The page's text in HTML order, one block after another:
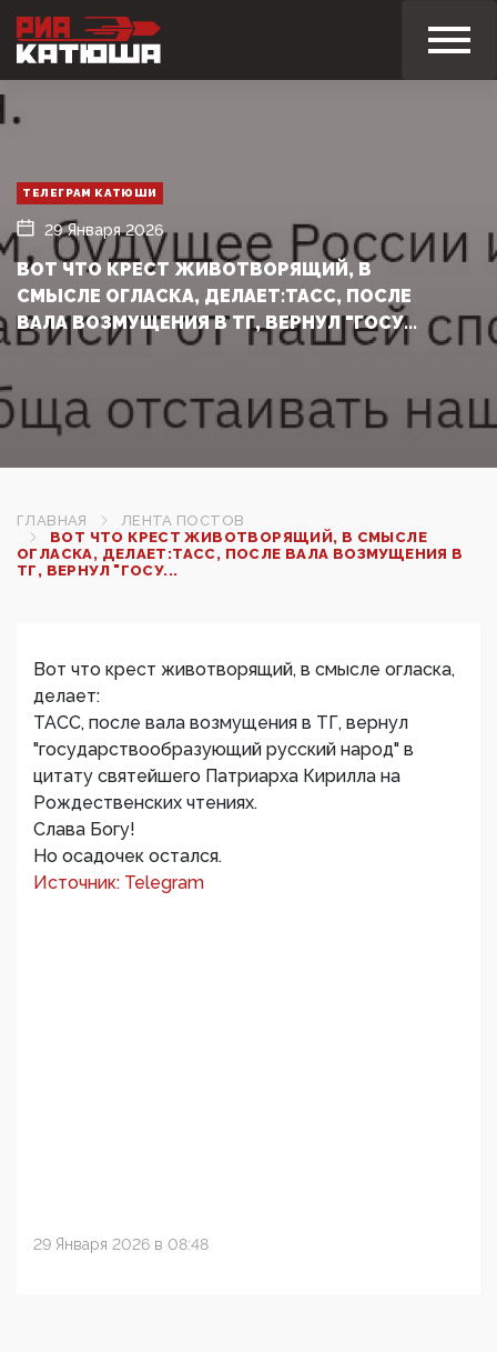
ТЕЛЕГРАМ КАТЮШИ
29 Января 2026
ВОТ ЧТО КРЕСТ ЖИВОТВОРЯЩИЙ, В
СМЫСЛЕ ОГЛАСКА, ДЕЛАЕТ:ТАСС, ПОСЛЕ
ВАЛА ВОЗМУЩЕНИЯ В ТГ, ВЕРНУЛ "ГОСУ...
ГЛАВНАЯ
ЛЕНТА ПОСТОВ
ВОТ ЧТО КРЕСТ ЖИВОТВОРЯЩИЙ, В СМЫСЛЕ
ОГЛАСКА, ДЕЛАЕТ:ТАСС, ПОСЛЕ ВАЛА ВОЗМУЩЕНИЯ В
ТГ, ВЕРНУЛ "ГОСУ...
Вот что крест животворящий, в смысле огласка,
делает:
ТАСС, после вала возмущения в ТГ, вернул
"государствообразующий русский народ" в
цитату святейшего Патриарха Кирилла на
Рождественских чтениях.
Слава Богу!
Но осадочек остался.
Источник: Telegram
29 Января 2026 в 08:48